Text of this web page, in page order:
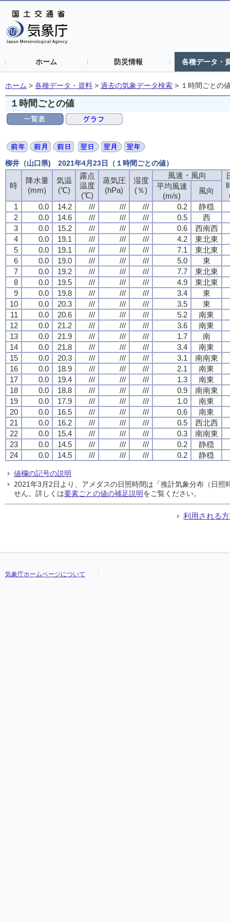
ホーム 防災情報 各種データ・
ホーム > 各種データ・資料 > 過去の気象データ検索 > １時間ごとの
１時間ごとの値
柳井（山口県) 2021年4月23日（１時間ごとの値）
時
降水量
(mm)
気温
(℃)
露点
温度
(℃)
蒸気圧
(hPa)
湿度
(％)
風速・風向
平均風速
(m/s)
風向
1
0.0 14.2 /// /// /// 0.2
静穏
2
0.0 14.6 /// /// /// 0.5
西
3
0.0 15.2 /// /// /// 0.6
西南西
4
0.0 19.1 /// /// /// 4.2
東北東
5
0.0 19.1 /// /// /// 7.1
東北東
6
0.0 19.0 /// /// /// 5.0
東
7
0.0 19.2 /// /// /// 7.7
東北東
8
0.0 19.5 /// /// /// 4.9
東北東
9
0.0 19.8 /// /// /// 3.4
東
10
0.0 20.3 /// /// /// 3.5
東
11
0.0 20.6 /// /// /// 5.2
南東
12
0.0 21.2 /// /// /// 3.6
南東
13
0.0 21.9 /// /// /// 1.7
南
14
0.0 21.8 /// /// /// 3.4
南東
15
0.0 20.3 /// /// /// 3.1
南南東
16
0.0 18.9 /// /// /// 2.1
南東
17
0.0 19.4 /// /// /// 1.3
南東
18
0.0 18.8 /// /// /// 0.9
南南東
19
0.0 17.9 /// /// /// 1.0
南東
20
0.0 16.5 /// /// /// 0.6
南東
21
0.0 16.2 /// /// /// 0.5
西北西
22
0.0 15.4 /// /// /// 0.3
南南東
23
0.0 14.5 /// /// /// 0.2
静穏
24
0.0 14.5 /// /// /// 0.2 静穏
値欄の記号の説明
2021年3月2日より、アメダスの日照時間は「推計気象分布（日
せん。詳しくは要素ごとの値の補足説明をご覧ください。
利用される
気象庁ホームページについて